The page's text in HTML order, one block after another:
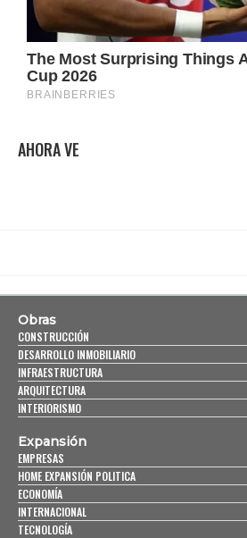
AHORA VE
Obras
CONSTRUCCIÓN
DESARROLLO INMOBILIARIO
INFRAESTRUCTURA
ARQUITECTURA
INTERIORISMO
Expansión
EMPRESAS
HOME EXPANSIÓN POLITICA
ECONOMÍA
INTERNACIONAL
TECNOLOGÍA